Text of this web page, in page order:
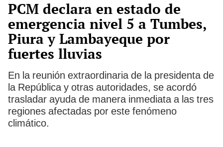
PCM declara en estado de
emergencia nivel 5 a Tumbes,
Piura y Lambayeque por
fuertes lluvias
En la reunión extraordinaria de la presidenta de
la República y otras autoridades, se acordó
trasladar ayuda de manera inmediata a las tres
regiones afectadas por este fenómeno
climático.